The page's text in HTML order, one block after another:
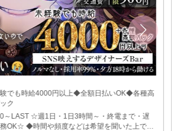
でも時給4000円以上◆全額日払いOK◆各種高
ク
～LAST ☆週1日・1日3時間～・終電まで・遅
OK☆ ◆時間や頻度などは希望を聞いた上で決